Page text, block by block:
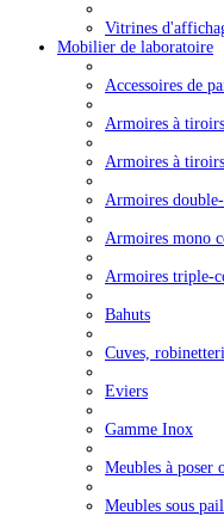
Vitrines
Mobilier de laboratoire
Accessoires de
Armoires à
Armoires à
Armoires
Armoires mono
Armoires triple-
Bahuts
Cuves,
Eviers
Gamme Inox
Meubles à poser
Meubles sous